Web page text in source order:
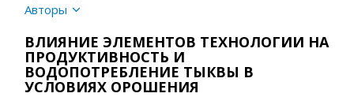
Авторы
ВЛИЯНИЕ ЭЛЕМЕНТОВ ТЕХНОЛОГИИ НА
ПРОДУКТИВНОСТЬ И
ВОДОПОТРЕБЛЕНИЕ ТЫКВЫ В
УСЛОВИЯХ ОРОШЕНИЯ